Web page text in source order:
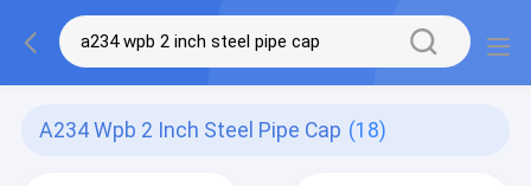
A234 Wpb 2 Inch Steel Pipe Cap (18)